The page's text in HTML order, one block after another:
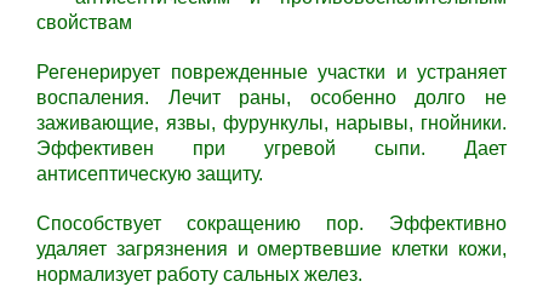
свойствам
Регенерирует поврежденные участки и устраняет
воспаления. Лечит раны, особенно долго не
заживающие, язвы, фурункулы, нарывы, гнойники.
Эффективен при угревой сыпи. Дает
антисептическую защиту.
Способствует сокращению пор. Эффективно
удаляет загрязнения и омертвевшие клетки кожи,
нормализует работу сальных желез.